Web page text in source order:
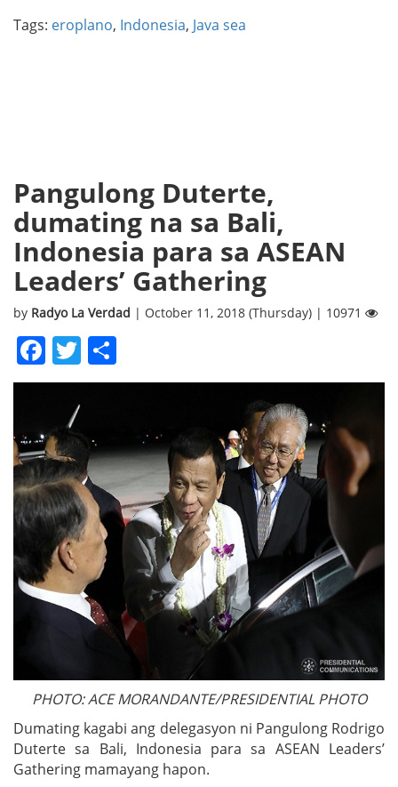
Tags: eroplano, Indonesia, Java sea
Pangulong Duterte,
dumating na sa Bali,
Indonesia para sa ASEAN
Leaders’ Gathering
by Radyo La Verdad | October 11, 2018 (Thursday) | 10971
Facebook
Twitter
PHOTO: ACE MORANDANTE/PRESIDENTIAL PHOTO
Dumating kagabi ang delegasyon ni Pangulong Rodrigo
Duterte sa Bali, Indonesia para sa ASEAN Leaders’
Gathering mamayang hapon.